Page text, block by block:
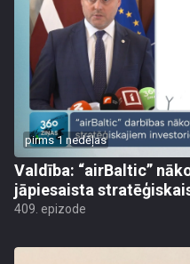
pirms 1 nedēļas
Valdība: “airBaltic”
jāpiesaista
409. epizode